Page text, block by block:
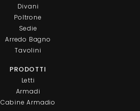
Divani
Poltrone
Sedie
Arredo Bagno
Tavolini
PRODOTTI
Letti
Armadi
Cabine Armadio